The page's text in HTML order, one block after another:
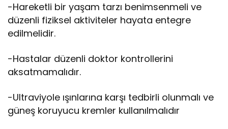
-Hareketli bir yaşam tarzı benimsenmeli ve
düzenli fiziksel aktiviteler hayata entegre
edilmelidir.
-Hastalar düzenli doktor kontrollerini
aksatmamalıdır.
-Ultraviyole ışınlarına karşı tedbirli olunmalı ve
güneş koruyucu kremler kullanılmalıdır